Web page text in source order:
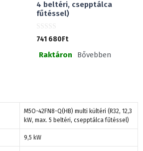
4 beltéri, csepptálca
fűtéssel)
0
a
5
741 680Ft
Raktáron Bővebben
M5O-42FN8-Q(HB) multi kültéri (R32, 12,3
kW, max. 5 beltéri, csepptálca fűtéssel)
9,5 kW